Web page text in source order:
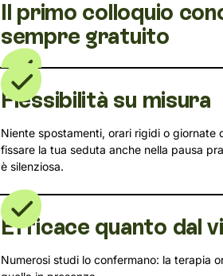
Il primo colloquio
sempre gratuito
Flessibilità su misura
Niente spostamenti, orari rigidi o giornate
fissare la tua seduta anche nella pausa
è silenziosa.
Efficace quanto dal
Numerosi studi lo confermano: la terapia